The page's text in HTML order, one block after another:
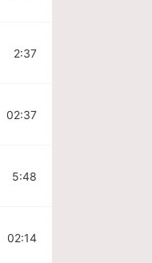
2:37
02:37
5:48
02:14